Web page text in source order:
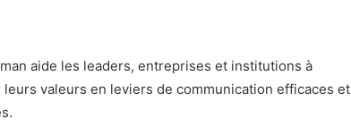
aide les leaders, entreprises et institutions à
valeurs en leviers de communication efficaces et